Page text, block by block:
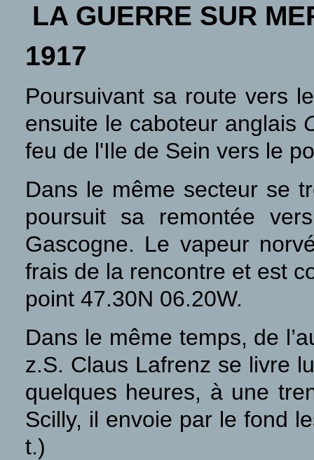
LA GUERRE SUR
1917
Poursuivant sa route vers
ensuite le caboteur anglais
feu de l'Ile de Sein vers le
Dans le même secteur se
poursuit sa remontée
Gascogne. Le vapeur
frais de la rencontre et est
point 47.30N 06.20W.
Dans le même temps, de
z.S. Claus Lafrenz se livre
quelques heures, à une
Scilly, il envoie par le fond
t.)